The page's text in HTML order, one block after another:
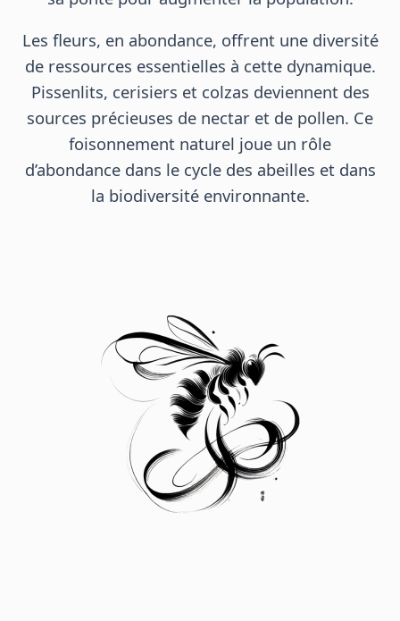
Les fleurs, en abondance, offrent une diversité
de ressources essentielles à cette dynamique.
Pissenlits, cerisiers et colzas deviennent des
sources précieuses de nectar et de pollen. Ce
foisonnement naturel joue un rôle
d’abondance dans le cycle des abeilles et dans
la biodiversité environnante.